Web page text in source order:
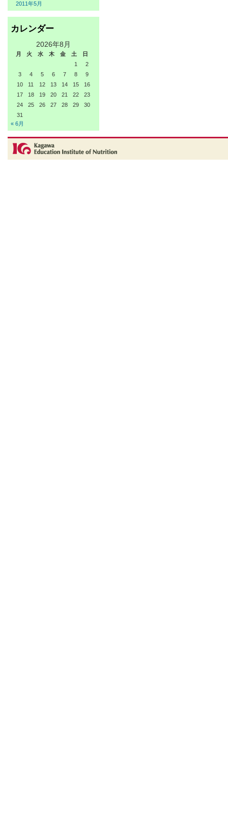
2011年5月
カレンダー
2026年8月
月 火 水 木 金 土
日
1
2
3
4 5 6 7 8
9
10
11 12 13 14 15
16
17
18 19 20 21 22
23
24
25 26 27 28 29
30
31
« 6月